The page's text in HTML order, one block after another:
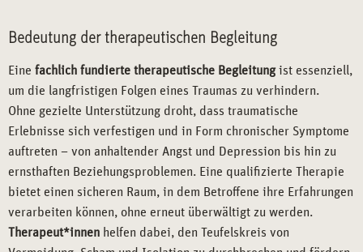
Bedeutung der therapeutischen Begleitung
Eine fachlich fundierte therapeutische Begleitungist essenziell,
um die langfristigen Folgen eines Traumas zu verhindern.
Ohne gezielte Unterstützung droht, dass traumatische
Erlebnisse sich verfestigen und in Form chronischer Symptome
auftreten – von anhaltender Angst und Depression bis hin zu
ernsthaften Beziehungsproblemen. Eine qualifizierte Therapie
bietet einen sicheren Raum, in dem Betroffene ihre Erfahrungen
verarbeiten können, ohne erneut überwältigt zu werden.
Therapeut*innen helfen dabei, den Teufelskreis von